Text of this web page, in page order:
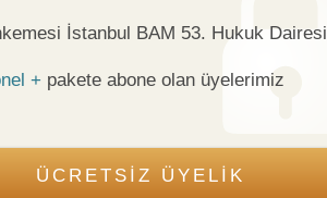
İstanbul BAM 53. Hukuk Dairesi
+ pakete abone olan üyelerimiz
ÜCRETSİZ ÜYELİK